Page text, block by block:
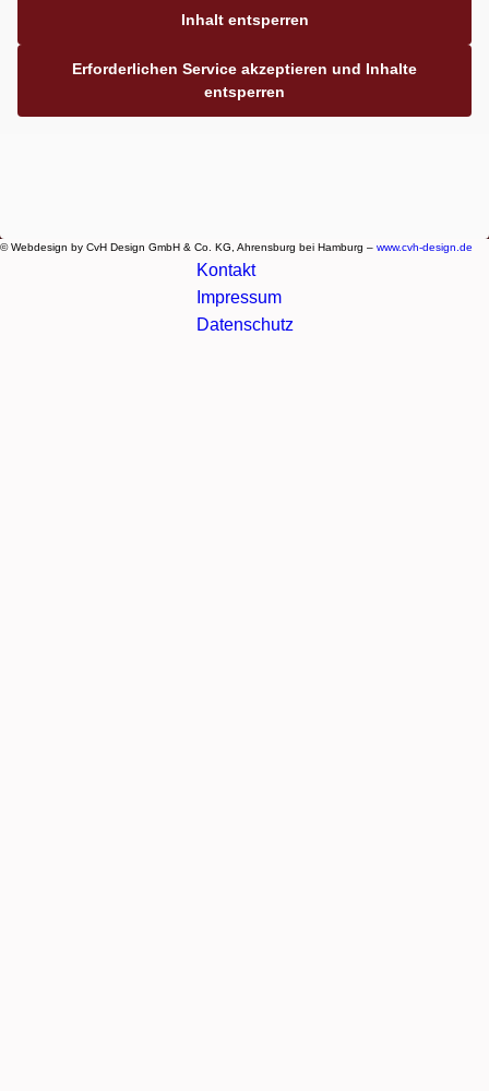
Inhalt entsperren
Erforderlichen Service akzeptieren und Inhalte
entsperren
© Webdesign by CvH Design GmbH & Co. KG, Ahrensburg bei Hamburg – www.cvh-design.de
Kontakt
Impressum
Datenschutz